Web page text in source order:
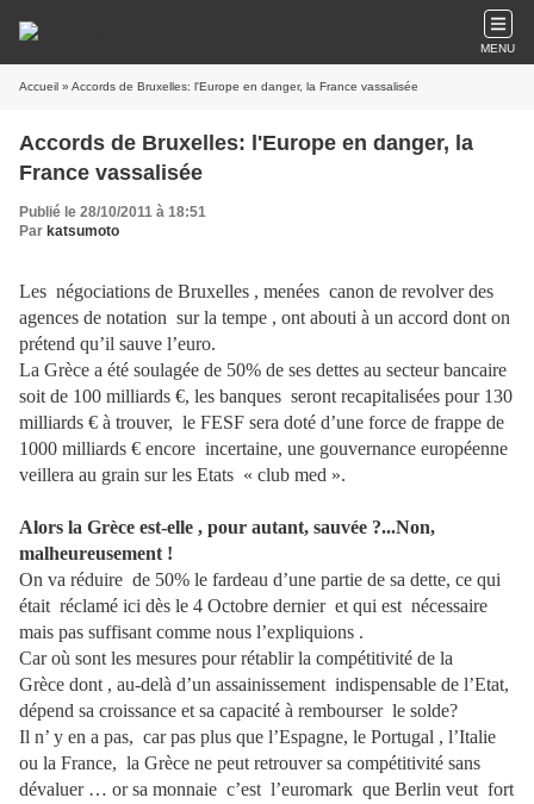
MENU
Accueil » Accords de Bruxelles: l'Europe en danger, la France vassalisée
Accords de Bruxelles: l'Europe en danger, la
France vassalisée
Publié le 28/10/2011 à 18:51
Par katsumoto
Les négociations de Bruxelles , menées canon de revolver des
agences de notation sur la tempe , ont abouti à un accord dont on
prétend qu’il sauve l’euro.
La Grèce a été soulagée de 50% de ses dettes au secteur bancaire
soit de 100 milliards €, les banques seront recapitalisées pour 130
milliards € à trouver, le FESF sera doté d’une force de frappe de
1000 milliards € encore incertaine, une gouvernance européenne
veillera au grain sur les Etats « club med ».
Alors la Grèce est-elle , pour autant, sauvée ?...Non,
malheureusement !
On va réduire de 50% le fardeau d’une partie de sa dette, ce qui
était réclamé ici dès le 4 Octobre dernier et qui est nécessaire
mais pas suffisant comme nous l’expliquions .
Car où sont les mesures pour rétablir la compétitivité de la
Grèce dont , au-delà d’un assainissement indispensable de l’Etat,
dépend sa croissance et sa capacité à rembourser le solde?
Il n’ y en a pas, car pas plus que l’Espagne, le Portugal , l’Italie
ou la France, la Grèce ne peut retrouver sa compétitivité sans
dévaluer … or sa monnaie c’est l’euromark que Berlin veut fort